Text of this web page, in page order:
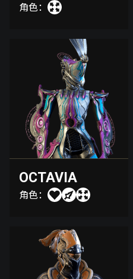
角色：
OCTAVIA
角色：